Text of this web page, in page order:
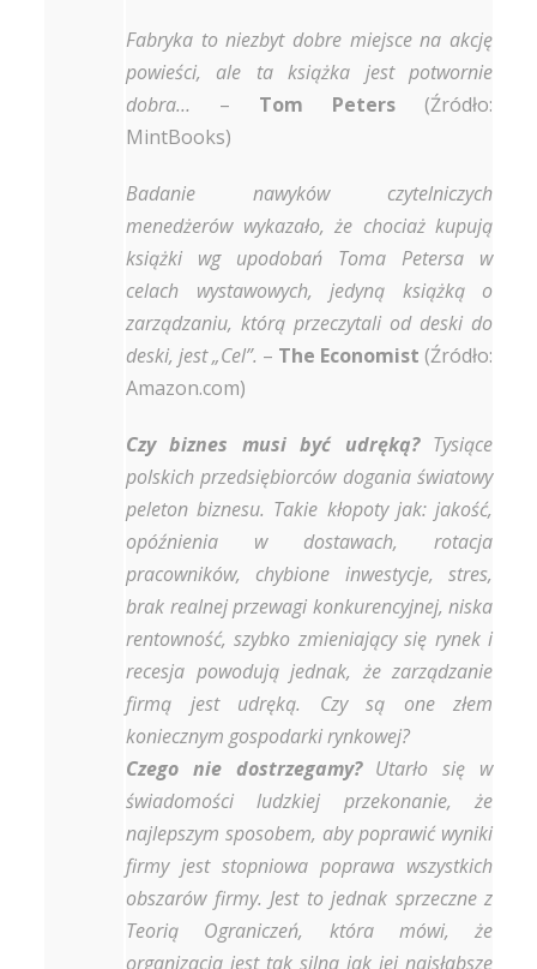
Fabryka to niezbyt dobre miejsce na akcję
powieści, ale ta książka jest potwornie
dobra… – Tom Peters (Źródło:
MintBooks)
Badanie nawyków czytelniczych
menedżerów wykazało, że chociaż kupują
książki wg upodobań Toma Petersa w
celach wystawowych, jedyną książką o
zarządzaniu, którą przeczytali od deski do
deski, jest „Cel”. – The Economist (Źródło:
Amazon.com)
Czy biznes musi być udręką?Tysiące
polskich przedsiębiorców dogania światowy
peleton biznesu. Takie kłopoty jak: jakość,
opóźnienia w dostawach, rotacja
pracowników, chybione inwestycje, stres,
brak realnej przewagi konkurencyjnej, niska
rentowność, szybko zmieniający się rynek i
recesja powodują jednak, że zarządzanie
firmą jest udręką. Czy są one złem
koniecznym gospodarki rynkowej?
Czego nie dostrzegamy?Utarło się w
świadomości ludzkiej przekonanie, że
najlepszym sposobem, aby poprawić wyniki
firmy jest stopniowa poprawa wszystkich
obszarów firmy. Jest to jednak sprzeczne z
Teorią Ograniczeń, która mówi, że
organizacja jest tak silna jak jej najsłabsze